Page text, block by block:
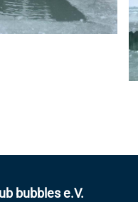
bubbles e.V.